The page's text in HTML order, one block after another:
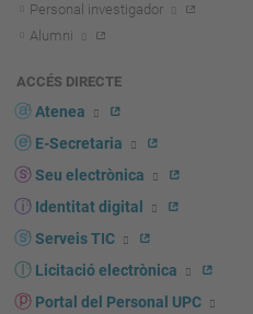
Personal investigador
Alumni
ACCÉS DIRECTE
Atenea
E-Secretaria
Seu electrònica
Identitat digital
Serveis TIC
Licitació electrònica
Portal del Personal UPC